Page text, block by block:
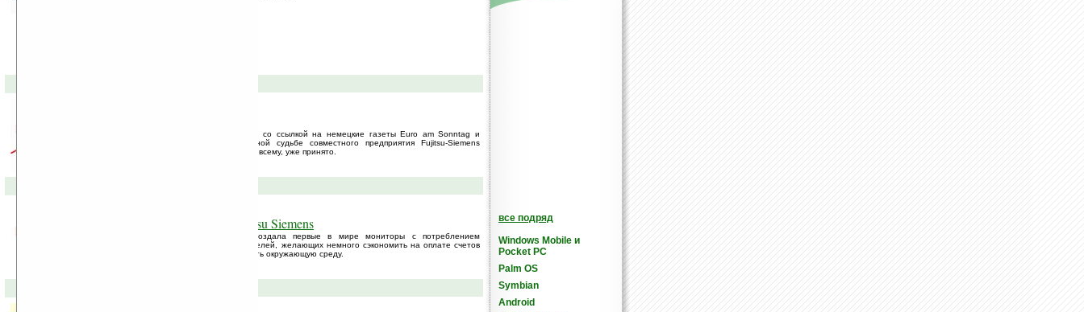
Computer Reseller News (CRN) сообщает, со ссылкой на немецкие газеты Euro am Sonntag и
Financial Times Deutschland, о возможной судьбе совместного предприятия Fujitsu-Siemens
Computers. Решение о судьбе СП, судя по всему, уже принято.
Монитор на ноль ватт от Fujitsu Siemens
Компания Fujitsu Siemens Computers создала первые в мире мониторы с потреблением
электроэнергии ноль ватт для пользователей, желающих немного сэкономить на оплате счетов
за электричество и вместе с этим защитить окружающую среду.
все подряд
Windows Mobile и
Pocket PC
Palm OS
Symbian
Android